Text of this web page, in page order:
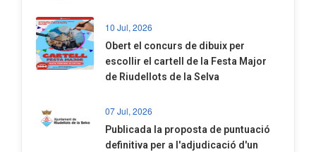
10 Jul, 2026
​Obert el concurs de dibuix per
escollir el cartell de la Festa Major
de Riudellots de la Selva
07 Jul, 2026
​Publicada la proposta de puntuació
definitiva per a l'adjudicació d'un